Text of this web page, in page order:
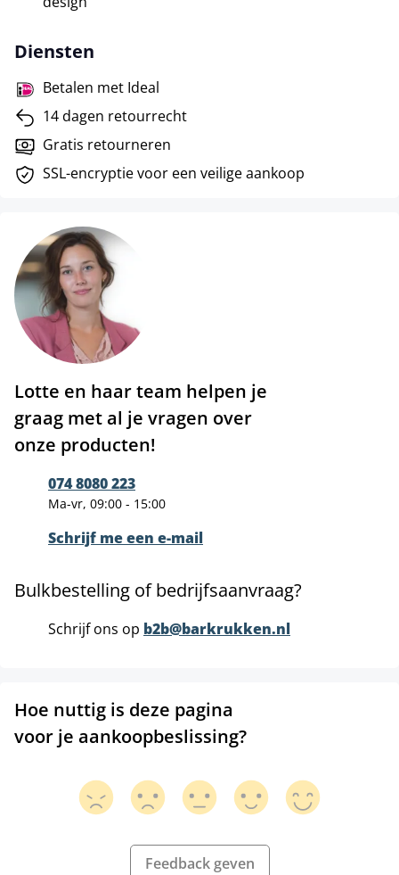
Diensten
Betalen met Ideal
14 dagen retourrecht
Gratis retourneren
SSL-encryptie voor een veilige aankoop
Lotte en haar team helpen je
graag met al je vragen over
onze producten!
074 8080 223
Ma-vr, 09:00 - 15:00
Schrijf me een e-mail
Bulkbestelling of bedrijfsaanvraag?
Schrijf ons op b2b@barkrukken.nl
Hoe nuttig is deze pagina
voor je aankoopbeslissing?
Feedback geven